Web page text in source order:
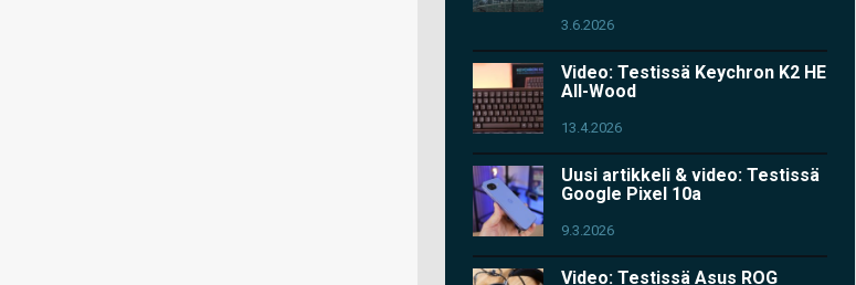
3.6.2026
Video: Testissä Keychron K2 HE
All-Wood
13.4.2026
Uusi artikkeli & video: Testissä
Google Pixel 10a
9.3.2026
Video: Testissä Asus ROG